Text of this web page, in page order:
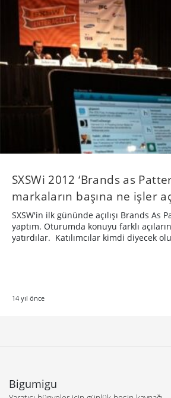
SXSWi 2012 ‘Brands as
markaların başına ne işler
SXSW'in ilk gününde açılışı Brands As
yaptım. Oturumda konuyu farklı
yatırdılar. Katılımcılar kimdi diyecek
14 yıl önce
Bigumigu